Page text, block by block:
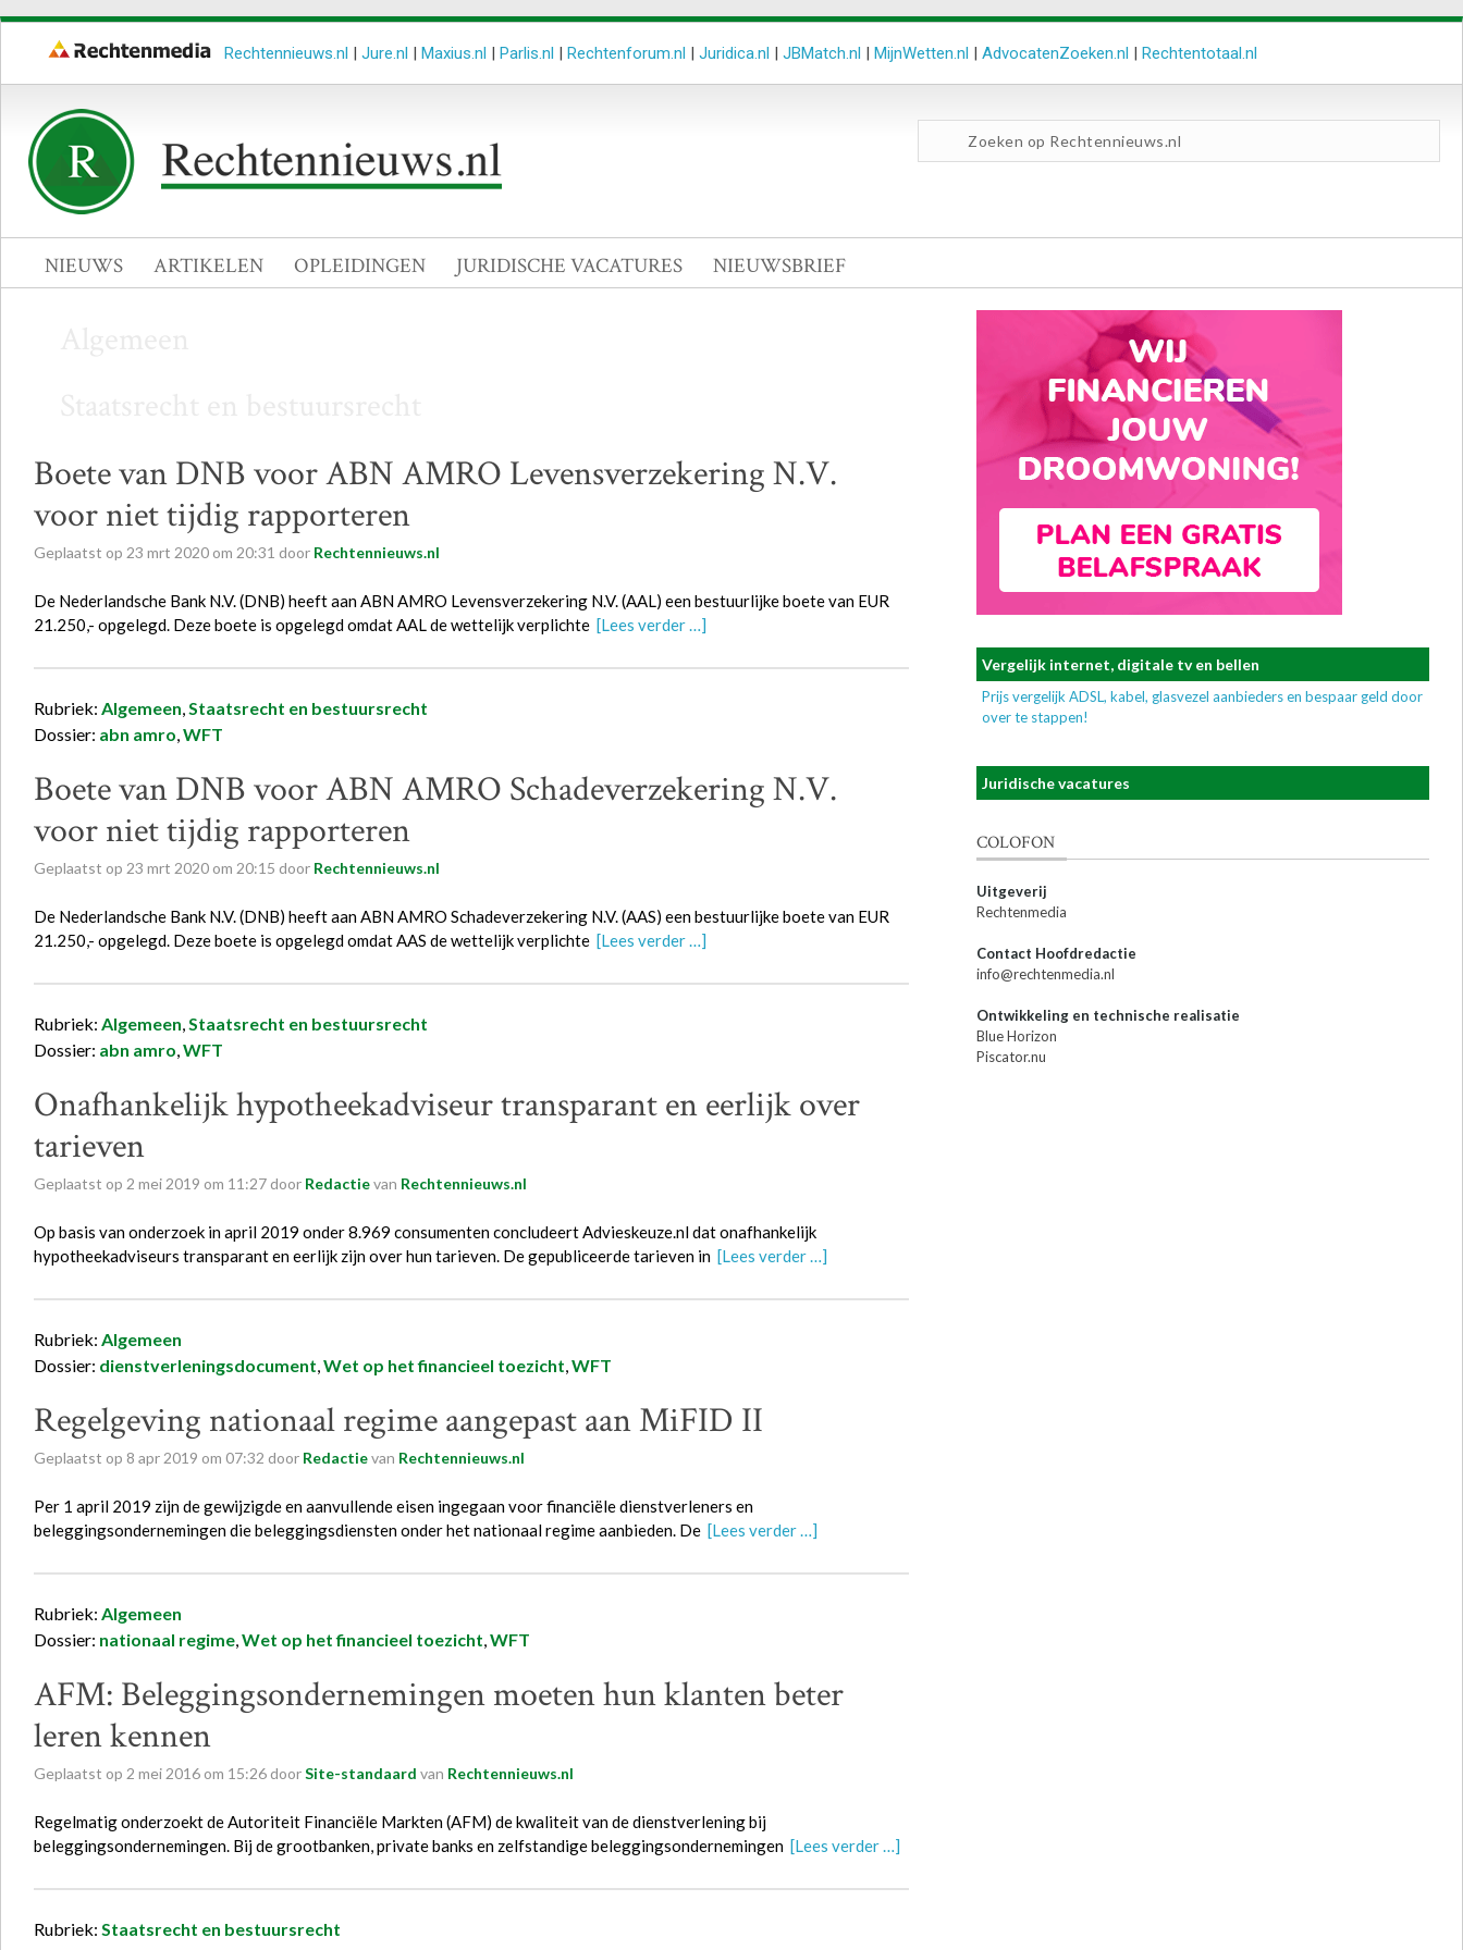
Rechtennieuws.nl | Jure.nl | Maxius.nl | Parlis.nl | Rechtenforum.nl | Juridica.nl | JBMatch.nl | MijnWetten.nl | AdvocatenZoeken.nl | Rechtentotaal.nl
NIEUWS ARTIKELEN OPLEIDINGEN JURIDISCHE VACATURES NIEUWSBRIEF
Boete van DNB voor ABN AMRO Levensverzekering N.V.
voor niet tijdig rapporteren
Geplaatst op 23 mrt 2020 om 20:31 door Rechtennieuws.nl
De Nederlandsche Bank N.V. (DNB) heeft aan ABN AMRO Levensverzekering N.V. (AAL) een bestuurlijke boete van EUR
21.250,- opgelegd. Deze boete is opgelegd omdat AAL de wettelijk verplichte [Lees verder …]
Rubriek: Algemeen,Staatsrecht en bestuursrecht
Dossier: abn amro,WFT
Boete van DNB voor ABN AMRO Schadeverzekering N.V.
voor niet tijdig rapporteren
Geplaatst op 23 mrt 2020 om 20:15 door Rechtennieuws.nl
De Nederlandsche Bank N.V. (DNB) heeft aan ABN AMRO Schadeverzekering N.V. (AAS) een bestuurlijke boete van EUR
21.250,- opgelegd. Deze boete is opgelegd omdat AAS de wettelijk verplichte [Lees verder …]
Rubriek: Algemeen,Staatsrecht en bestuursrecht
Dossier: abn amro,WFT
Onafhankelijk hypotheekadviseur transparant en eerlijk over
tarieven
Geplaatst op 2 mei 2019 om 11:27 door Redactievan Rechtennieuws.nl
Op basis van onderzoek in april 2019 onder 8.969 consumenten concludeert Advieskeuze.nl dat onafhankelijk
hypotheekadviseurs transparant en eerlijk zijn over hun tarieven. De gepubliceerde tarieven in [Lees verder …]
Rubriek: Algemeen
Dossier: dienstverleningsdocument,Wet op het financieel toezicht,WFT
Regelgeving nationaal regime aangepast aan MiFID II
Geplaatst op 8 apr 2019 om 07:32 door Redactievan Rechtennieuws.nl
Per 1 april 2019 zijn de gewijzigde en aanvullende eisen ingegaan voor financiële dienstverleners en
beleggingsondernemingen die beleggingsdiensten onder het nationaal regime aanbieden. De [Lees verder …]
Rubriek: Algemeen
Dossier: nationaal regime,Wet op het financieel toezicht,WFT
AFM: Beleggingsondernemingen moeten hun klanten beter
leren kennen
Geplaatst op 2 mei 2016 om 15:26 doorSite-standaard van Rechtennieuws.nl
Regelmatig onderzoekt de Autoriteit Financiële Markten (AFM) de kwaliteit van de dienstverlening bij
beleggingsondernemingen. Bij de grootbanken, private banks en zelfstandige beleggingsondernemingen [Lees verder …]
Rubriek: Staatsrecht en bestuursrecht
Vergelijk internet, digitale tv en bellen
Prijs vergelijk ADSL, kabel, glasvezel aanbieders en bespaar geld door
over te stappen!
Juridische vacatures
COLOFON
Uitgeverij
Rechtenmedia
Contact Hoofdredactie
info@rechtenmedia.nl
Ontwikkeling en technische realisatie
Blue Horizon
Piscator.nu